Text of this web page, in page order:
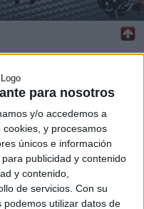
para nosotros
y/o accedemos a
y procesamos
únicos e información
publicidad y contenido
y contenido,
de servicios. Con su
podemos utilizar datos de